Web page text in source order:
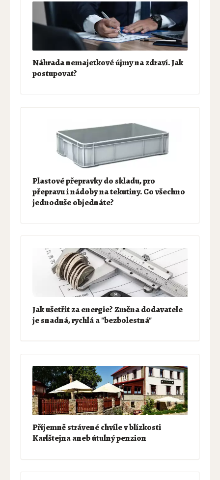
Náhrada nemajetkové újmy na zdraví. Jak
postupovat?
Plastové přepravky do skladu, pro
přepravu i nádoby na tekutiny. Co všechno
jednoduše objednáte?
Jak ušetřit za energie? Změna dodavatele
je snadná, rychlá a "bezbolestná"
Příjemně strávené chvíle v blízkosti
Karlštejna aneb útulný penzion